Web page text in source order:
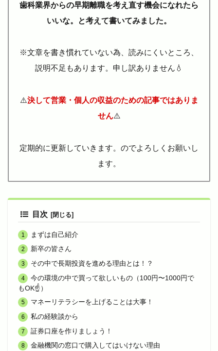
歯科業界からの早期離職を考え直す機会になれたら
いいな。と考えて書いてみました。
※文章を書き慣れていない為、読みにくいところ、
説明不足もあります。申し訳ありません💧
⚠️決して営業・個人の収益のための記事ではありま
せん⚠️
定期的に更新していきます。のでよろしくお願いし
ます。
目次
まずは自己紹介
新卒の皆さん
その中で長期投資を進める理由とは！？
今の環境の中で買って欲しいもの（100円〜1000円で
もOK☝️）
マネーリテラシーを上げることは大事！
私の経験談から
証券口座を作りましょう！
金融機関の窓口で購入してはいけない理由